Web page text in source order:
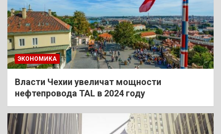
ЭКОНОМИКА
Власти Чехии увеличат мощности
нефтепровода TAL в 2024 году